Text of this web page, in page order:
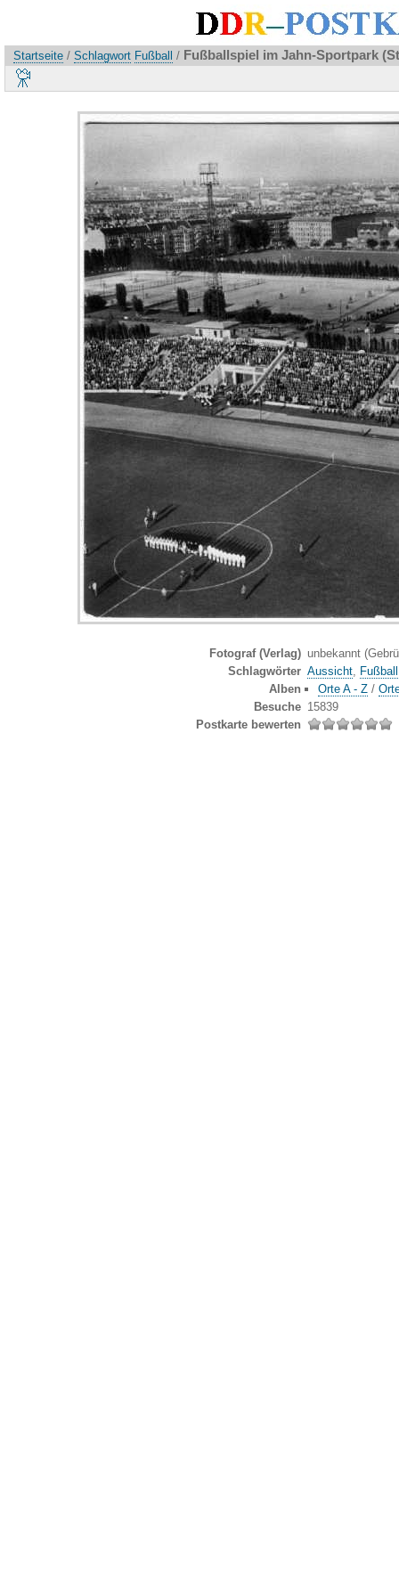
Startseite / Schlagwort Fußball / Fußballspiel im Jahn-Sportpark
Fotograf (Verlag) unbekannt
Schlagwörter Aussicht, Fußball
Alben
Orte A - Z /
Besuche 15839
Postkarte bewerten